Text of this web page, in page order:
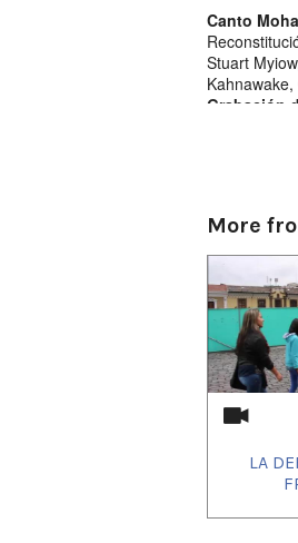
Canto
Stuart
Grabación
More
LA